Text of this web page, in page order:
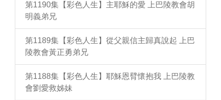
第1190集【彩色人生】主耶穌的愛 上巴陵教會胡
明義弟兄
第1189集【彩色人生】從父親信主歸真說起 上巴
陵教會黃正勇弟兄
第1188集【彩色人生】耶穌恩臂懷抱我 上巴陵教
會劉愛救姊妹